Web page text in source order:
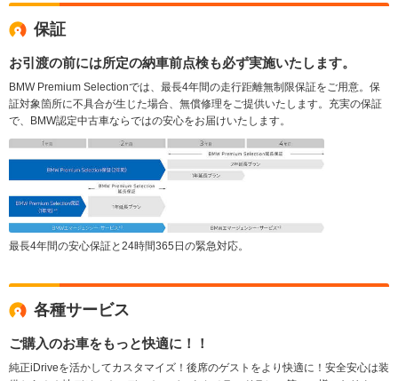
保証
お引渡の前には所定の納車前点検も必ず実施いたします。
BMW Premium Selectionでは、最長4年間の走行距離無制限保証をご用意。保
証対象箇所に不具合が生じた場合、無償修理をご提供いたします。充実の保証
で、BMW認定中古車ならではの安心をお届けいたします。
最長4年間の安心保証と24時間365日の緊急対応。
各種サービス
ご購入のお車をもっと快適に！！
純正iDriveを活かしてカスタマイズ！後席のゲストをより快適に！安全安心は装